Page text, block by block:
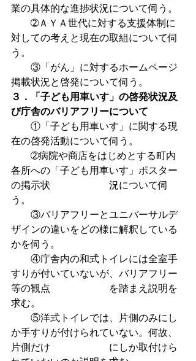
業の具体的な進捗状況について伺う。
➁ＡＹＡ世代に対する支援体制に
対しての考えと現在の取組について伺
う。
③「がん」に対するホームページ
掲載状況と啓発について伺う。
３．「子ども用車いす」の啓発状況及
び庁舎のバリアフリーについて
①「子ども用車いす」に関する現
在の啓発活動について伺う。
➁病院や商店をはじめとする町内
各所への「子ども用車いす」ポスター
の掲示状　　　　　　況について伺
う。
③バリアフリーとユニバーサルデ
ザインの違いをどの様に解釈している
かを伺う。
④庁舎内の和式トイレには全室手
すりが付いていないが、バリアフリー
等の観点　　　　　　を踏まえ説明を
求む。
⑤洋式トイレでは、片側のみにし
か手すりが付けられていない。何故、
片側だけ　　　　　　にしか取付けら